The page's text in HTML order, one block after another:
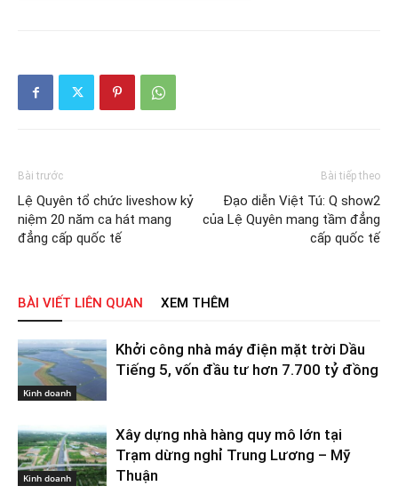
Bài trước
Lệ Quyên tổ chức liveshow kỷ
niệm 20 năm ca hát mang
đẳng cấp quốc tế
Bài tiếp theo
Đạo diễn Việt Tú: Q show2
của Lệ Quyên mang tầm đẳng
cấp quốc tế
BÀI VIẾT LIÊN QUAN XEM THÊM
Kinh doanh
Khởi công nhà máy điện mặt trời Dầu
Tiếng 5, vốn đầu tư hơn 7.700 tỷ đồng
Kinh doanh
Xây dựng nhà hàng quy mô lớn tại
Trạm dừng nghỉ Trung Lương – Mỹ
Thuận